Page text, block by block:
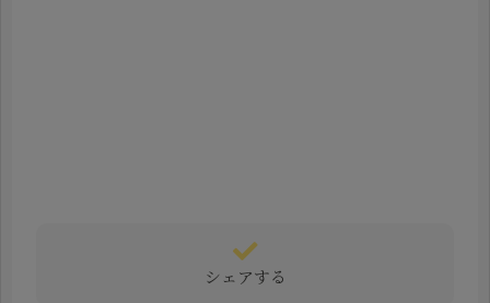
シェアする